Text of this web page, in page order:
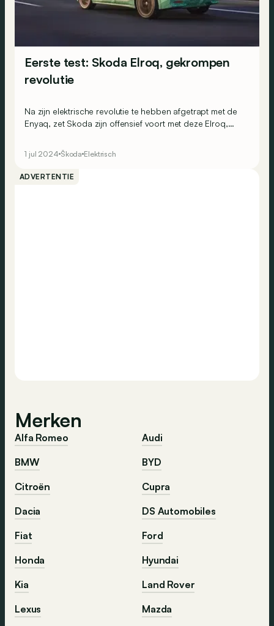
Eerste test: Skoda Elroq, gekrompen
revolutie
Na zijn elektrische revolutie te hebben afgetrapt met de
Enyaq, zet Skoda zijn offensief voort met deze Elroq,
1 jul 2024 Škoda Elektrisch
ADVERTENTIE
Merken
Alfa Romeo
Audi
BMW
BYD
Citroën
Cupra
Dacia
DS Automobiles
Fiat
Ford
Honda
Hyundai
Kia
Land Rover
Lexus
Mazda